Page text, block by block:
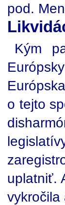
pod.
Kým
o tejto
uplatniť.